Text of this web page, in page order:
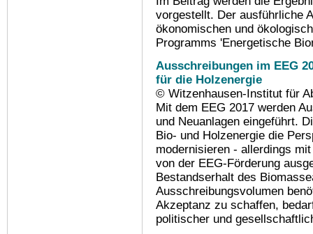
vorgestellt. Der ausführliche
ökonomischen und
Programms 'Energetische
Ausschreibungen im EEG
für die Holzenergie
© Witzenhausen-Institut für
Mit dem EEG 2017 werden
und Neuanlagen eingeführt.
Bio- und Holzenergie die
modernisieren - allerdings
von der EEG-Förderung
Bestandserhalt des
Ausschreibungsvolumen
Akzeptanz zu schaffen,
politischer und